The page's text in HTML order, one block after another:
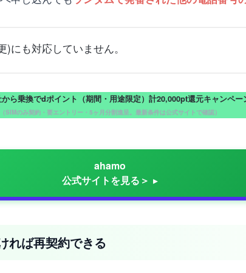
にも対応していません。
ら乗換でdポイント（期間・用途限定）計20,000pt還元キャンペー
（SIMのみ契約・要エントリー・5ヶ月分割進呈。最新条件は公式サイトで確認）
ahamo
公式サイトを見る＞
れば再契約できる